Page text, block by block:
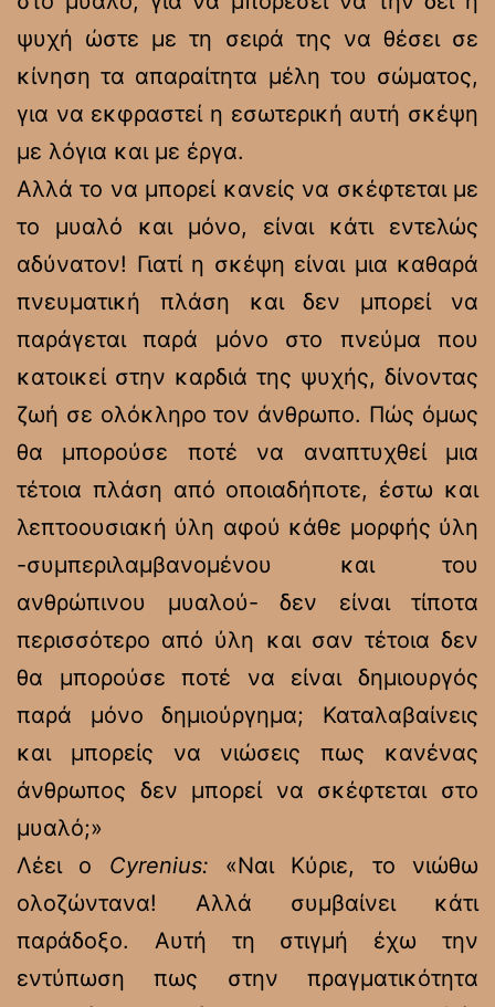
ψυχή ώστε με τη σειρά της να θέσει σε
κίνηση τα απαραίτητα μέλη του σώματος,
για να εκφραστεί η εσωτερική αυτή σκέψη
με λόγια και με έργα.
Αλλά το να μπορεί κανείς να σκέφτεται με
το μυαλό και μόνο, είναι κάτι εντελώς
αδύνατον! Γιατί η σκέψη είναι μια καθαρά
πνευματική πλάση και δεν μπορεί να
παράγεται παρά μόνο στο πνεύμα που
κατοικεί στην καρδιά της ψυχής, δίνοντας
ζωή σε ολόκληρο τον άνθρωπο. Πώς όμως
θα μπορούσε ποτέ να αναπτυχθεί μια
τέτοια πλάση από οποιαδήποτε, έστω και
λεπτοουσιακή ύλη αφού κάθε μορφής ύλη
-συμπεριλαμβανομένου και του
ανθρώπινου μυαλού- δεν είναι τίποτα
περισσότερο από ύλη και σαν τέτοια δεν
θα μπορούσε ποτέ να είναι δημιουργός
παρά μόνο δημιούργημα; Καταλαβαίνεις
και μπορείς να νιώσεις πως κανένας
άνθρωπος δεν μπορεί να σκέφτεται στο
μυαλό;»
Λέει ο Cyrenius: «Ναι Κύριε, το νιώθω
ολοζώντανα! Αλλά συμβαίνει κάτι
παράδοξο. Αυτή τη στιγμή έχω την
εντύπωση πως στην πραγματικότητα